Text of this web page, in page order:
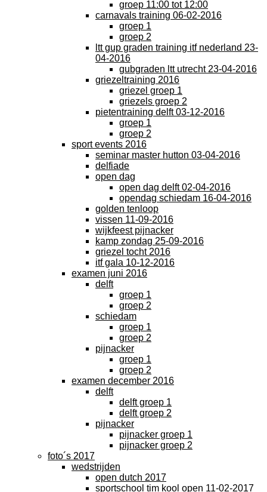
groep 11:00 tot 12:00
carnavals training 06-02-2016
groep 1
groep 2
ltt gup graden training itf nederland 23-
04-2016
gubgraden ltt utrecht 23-04-2016
griezeltraining 2016
griezel groep 1
griezels groep 2
pietentraining delft 03-12-2016
groep 1
groep 2
sport events 2016
seminar master hutton 03-04-2016
delfiade
open dag
open dag delft 02-04-2016
opendag schiedam 16-04-2016
golden tenloop
vissen 11-09-2016
wijkfeest pijnacker
kamp zondag 25-09-2016
griezel tocht 2016
itf gala 10-12-2016
examen juni 2016
delft
groep 1
groep 2
schiedam
groep 1
groep 2
pijnacker
groep 1
groep 2
examen december 2016
delft
delft groep 1
delft groep 2
pijnacker
pijnacker groep 1
pijnacker groep 2
foto´s 2017
wedstrijden
open dutch 2017
sportschool tim kool open 11-02-2017